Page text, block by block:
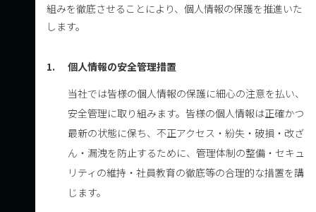
組みを徹底させることにより、個人情報の保護を推進いた
します。
1.
個人情報の安全管理措置
当社では皆様の個人情報の保護に細心の注意を払い、
安全管理に取り組みます。皆様の個人情報は正確かつ
最新の状態に保ち、不正アクセス・紛失・破損・改ざ
ん・漏洩を防止するために、管理体制の整備・セキュ
リティの維持・社員教育の徹底等の合理的な措置を講
じます。